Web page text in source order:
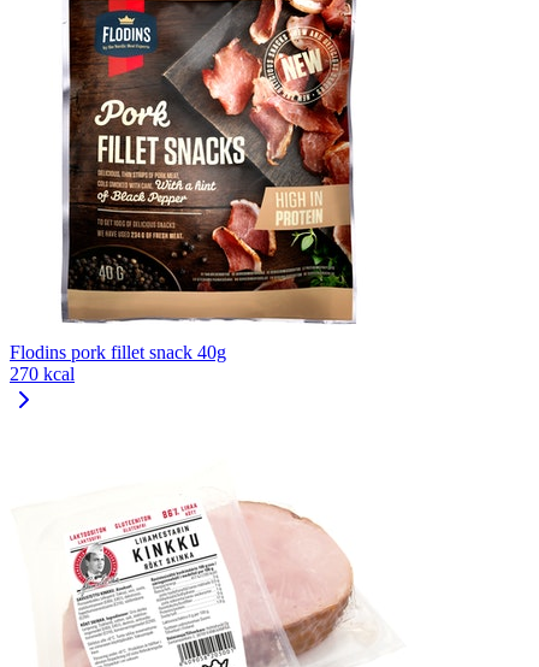
Flodins pork fillet snack 40g
270 kcal